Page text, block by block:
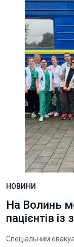
НОВИНИ
На Волинь
пацієнтів
Спеціальним